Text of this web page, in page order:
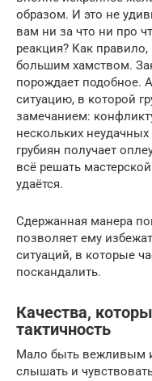
образом. И это не
вам ни за что ни про
реакция? Как
большим хамством.
порождает подобное.
ситуацию, в которой
замечанием:
нескольких
грубиян получает
всё решать
удаётся.
Сдержанная манера
позволяет ему
ситуаций, в которые
поскандалить.
Качества,
тактичность
Мало быть вежливым и
слышать и